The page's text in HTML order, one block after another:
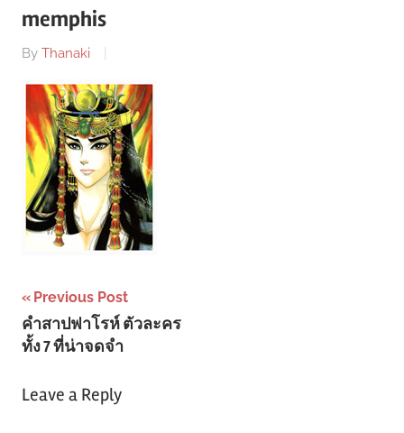
memphis
By Thanaki
Post
navigation
Previous Post
คำสาปฟาโรห์ ตัวละคร
ทั้ง 7 ที่น่าจดจำ
Leave a Reply